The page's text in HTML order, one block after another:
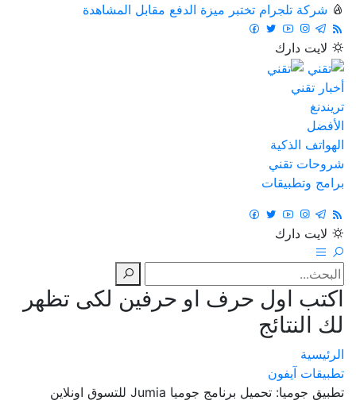
شركة تلجرام تختبر ميزة الدفع مقابل المشاهدة
لايت دارك
أخبار تقني
تريندنغ
الأفضل
الهواتف الذكية
شروحات تقني
برامج وتطبيقات
لايت دارك
اكتب اول حرف او حرفين لكى تظهر
لك النتائج
الرئيسية
تطبيقات آيفون
تطبيق جوميا: تحميل برنامج جوميا Jumia للتسوق اونلاين